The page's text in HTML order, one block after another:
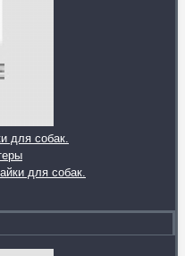
для собак.
для собак.